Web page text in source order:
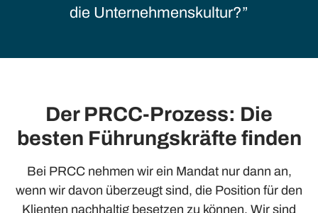
die Unternehmenskultur?
Der PRCC-Prozess: Die
besten Führungskräfte finden
Bei PRCC nehmen wir ein Mandat nur dann an,
wenn wir davon überzeugt sind, die Position für den
Klienten nachhaltig besetzen zu können. Wir sind